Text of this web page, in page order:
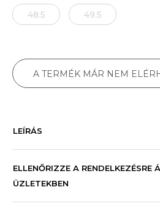
48.5 49.5
A TERMÉK MÁR NEM
LEÍRÁS
ELLENŐRIZZE A RENDELKEZÉSRE
ÜZLETEKBEN